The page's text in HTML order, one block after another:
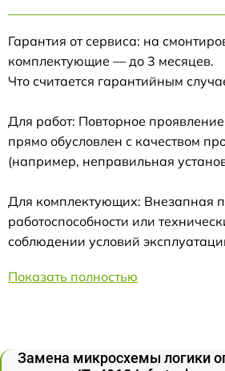
Гарантия от сервиса: на
комплектующие — до 3 месяцев.
Что считается гарантийным
Для работ: Повторное
прямо обусловлен с качеством
(например, неправильная
Для комплектующих: Внезапная
работоспособности или
соблюдении условий
Показать полностью
Замена микросхемы логики